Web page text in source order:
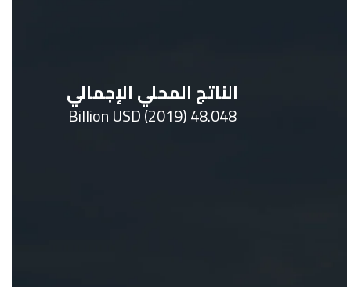
الناتج المحلي الإجمالي
48.048 Billion USD (2019)